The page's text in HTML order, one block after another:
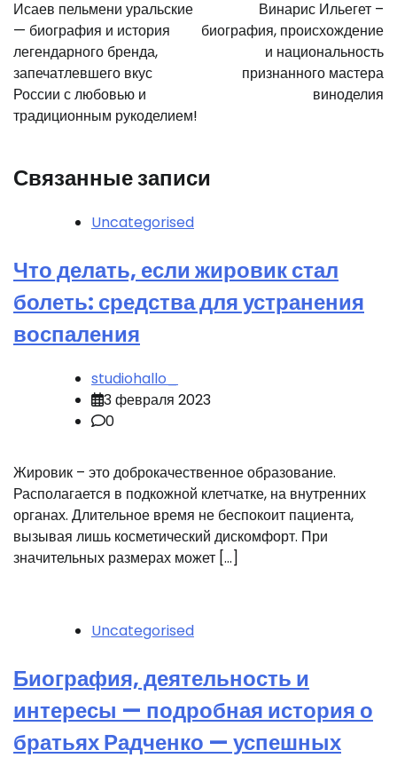
записям
Исаев пельмени уральские
— биография и история
легендарного бренда,
запечатлевшего вкус
России с любовью и
традиционным рукоделием!
Винарис Ильегет –
биография, происхождение
и национальность
признанного мастера
виноделия
Связанные записи
Uncategorised
Что делать, если жировик стал
болеть: средства для устранения
воспаления
studiohallo_
3 февраля 2023
0
Жировик – это доброкачественное образование.
Располагается в подкожной клетчатке, на внутренних
органах. Длительное время не беспокоит пациента,
вызывая лишь косметический дискомфорт. При
значительных размерах может […]
Uncategorised
Биография, деятельность и
интересы — подробная история о
братьях Радченко — успешных